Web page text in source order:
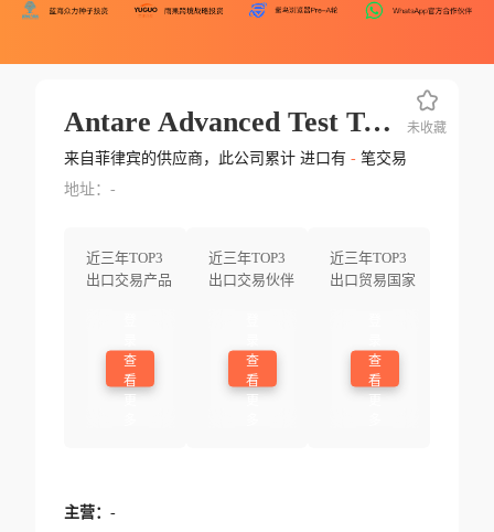
Antare Advanced Test Technologies Smi
来自菲律宾的供应商，此公司累计 进口有 -笔交易
地址：-
近三年TOP3
出口交易产品
查
看
近三年TOP3
出口交易伙伴
查
看
近三年TOP3
出口贸易国家
查
看
未收藏
主营： -